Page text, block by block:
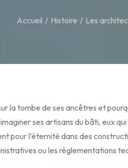
Accueil Histoire Les
la tombe de ses ancêtres et
ses artisans du bâti, eux
pour l’éternité dans des
ou les réglementations